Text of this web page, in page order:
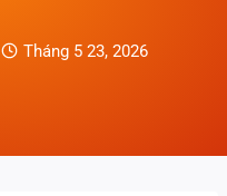
Thuê
Tháng 5 23, 2026